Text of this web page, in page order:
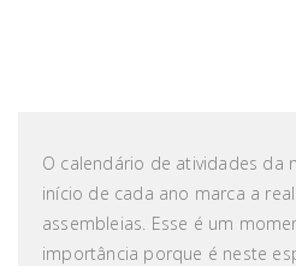
O calendário de atividades da
início de cada ano marca a
assembleias. Esse é um
importância porque é neste